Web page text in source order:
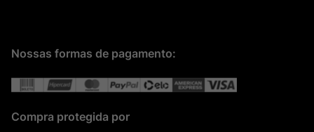
Nossas formas de pagamento:
Compra protegida por